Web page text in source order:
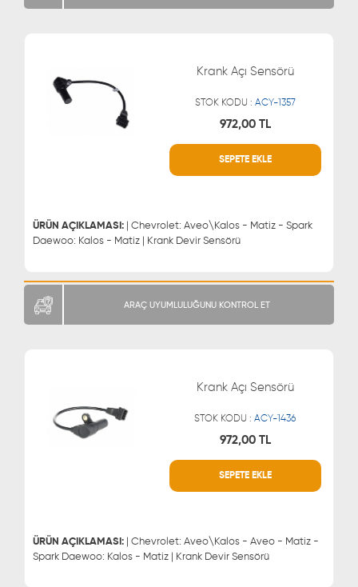
Krank Açı Sensörü
STOK KODU : ACY-1357
972,00 TL
SEPETE EKLE
ÜRÜN AÇIKLAMASI: | Chevrolet: Aveo\Kalos - Matiz - Spark
Daewoo: Kalos - Matiz | Krank Devir Sensörü
MÜŞTERİ HİZMETLERİ
ARAÇ UYUMLULUĞUNU KONTROL ET
Krank Açı Sensörü
STOK KODU :ACY-1436
972,00 TL
SEPETE EKLE
ÜRÜN AÇIKLAMASI: | Chevrolet: Aveo\Kalos - Aveo - Matiz -
Spark Daewoo: Kalos - Matiz | Krank Devir Sensörü
MÜŞTERİ HİZMETLERİ